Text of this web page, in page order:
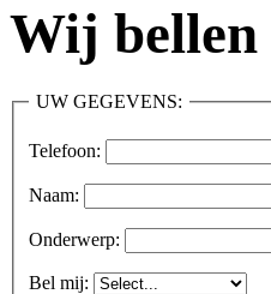
Wij bellen
UW GEGEVENS:
Telefoon:
Naam:
Onderwerp:
Bel mij: